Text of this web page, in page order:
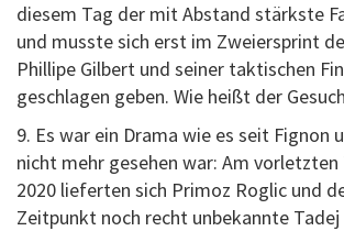
diesem Tag der mit Abstand stärkste
und musste sich erst im Zweiersprint
Phillipe Gilbert und seiner taktischen
geschlagen geben. Wie heißt der
9. Es war ein Drama wie es seit Fignon
nicht mehr gesehen war: Am
2020 lieferten sich Primoz Roglic und
Zeitpunkt noch recht unbekannte Tadej